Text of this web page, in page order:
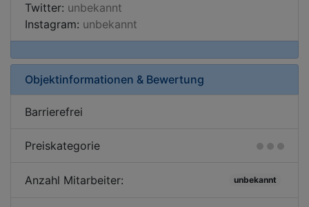
Twitter: unbekannt
Instagram: unbekannt
Objektinformationen & Bewertung
Barrierefrei
Preiskategorie
Anzahl Mitarbeiter: unbekannt